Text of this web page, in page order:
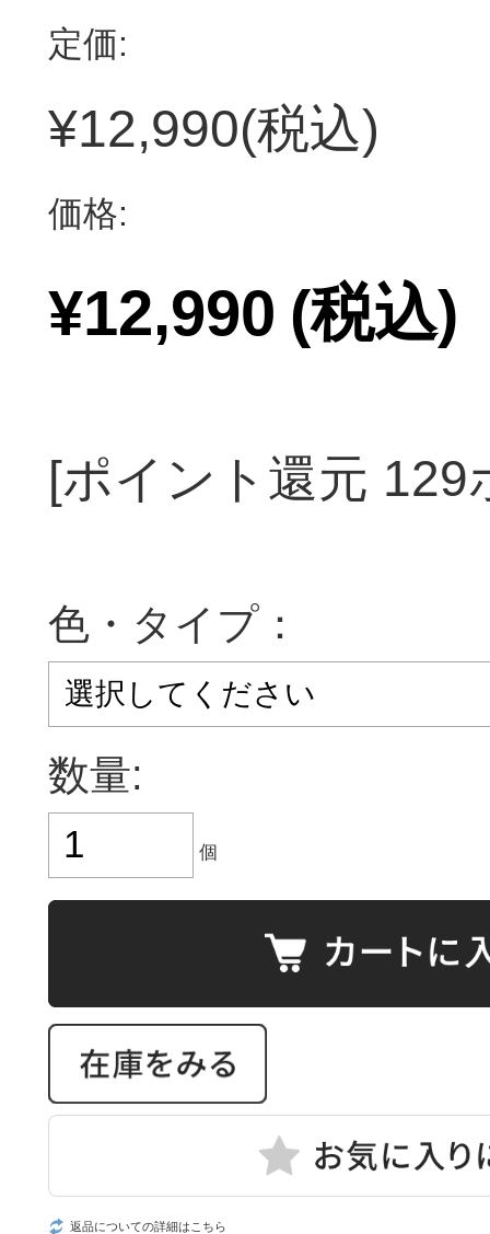
定価:
¥12,990(税込)
価格:
¥12,990 (税込)
[ポイント還元 129
色・タイプ：
数量:
個
返品についての詳細はこちら